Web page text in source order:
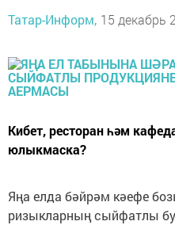
Татар-Информ, 15 декабрь
Кибет, ресторан һәм
юлыкмаска?
Яңа елда бәйрәм кәефе
ризыкларның сыйфатлы